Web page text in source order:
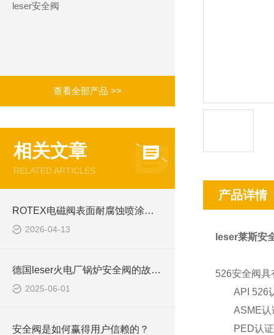
leser安全阀
查看全部产品 >>
相关文章
RELATED ARTICLES
ROTEX电磁阀表面耐腐蚀喷涂标准
2026-04-13
德国leser火电厂锅炉安全阀的故障分析及处理
2025-06-01
安全阀是如何赢得用户信赖的？
产品详情
leser莱斯安
526安全阀具
API 526
ASME认
PED认